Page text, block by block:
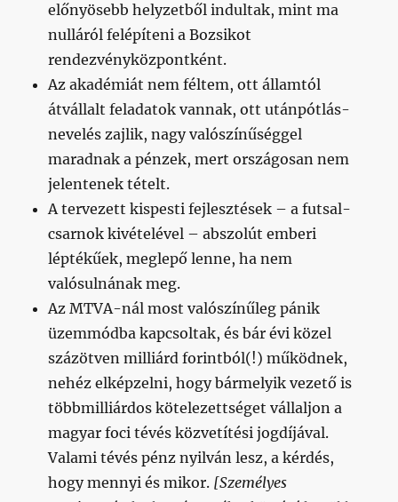
előnyösebb helyzetből indultak, mint ma
nulláról felépíteni a Bozsikot
rendezvényközpontként.
Az akadémiát nem féltem, ott államtól
átvállalt feladatok vannak, ott utánpótlás-
nevelés zajlik, nagy valószínűséggel
maradnak a pénzek, mert országosan nem
jelentenek tételt.
A tervezett kispesti fejlesztések – a futsal-
csarnok kivételével – abszolút emberi
léptékűek, meglepő lenne, ha nem
valósulnának meg.
Az MTVA-nál most valószínűleg pánik
üzemmódba kapcsoltak, és bár évi közel
százötven milliárd forintból(!) működnek,
nehéz elképzelni, hogy bármelyik vezető is
többmilliárdos kötelezettséget vállaljon a
magyar foci tévés közvetítési jogdíjával.
Valami tévés pénz nyilván lesz, a kérdés,
hogy mennyi és mikor. [Személyes